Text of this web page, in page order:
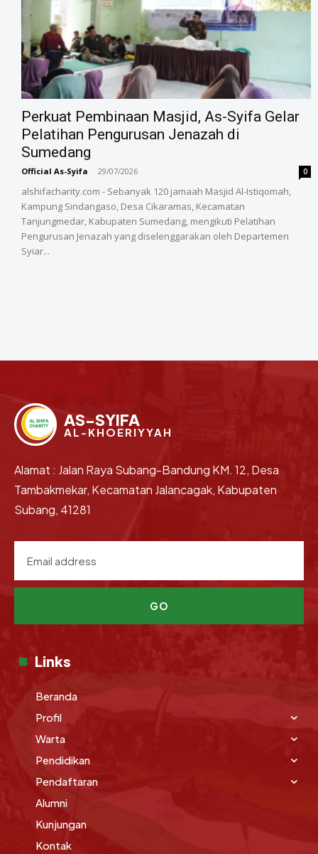
‎Perkuat Pembinaan Masjid, As-Syifa Gelar
Pelatihan Pengurusan Jenazah di
Sumedang
Official As-Syifa - 29/07/2026 0
alshifacharity.com - Sebanyak 120 jamaah Masjid Al-Istiqomah,
Kampung Sindangaso, Desa Cikaramas, Kecamatan
Tanjungmedar, Kabupaten Sumedang, mengikuti Pelatihan
Pengurusan Jenazah yang diselenggarakan oleh Departemen
Syiar...
AS-SYIFA
AL-KHOERIYYAH
Alamat : Jalan Raya Subang-Bandung KM. 12, Desa
Tambakmekar, Kecamatan Jalancagak, Kabupaten
Subang, 41281
GO
Links
Beranda
Profil
Warta
Pendidikan
Pendaftaran
Alumni
Kunjungan
Kontak